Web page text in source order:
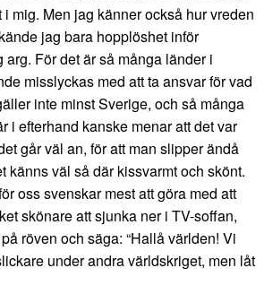
mig. Men jag känner också hur vreden
jag bara hopplöshet inför
För det är så många länder i
misslyckas med att ta ansvar för vad
inte minst Sverige, och så många
i efterhand kanske menar att det var
går väl an, för att man slipper ändå
känns väl så där kissvarmt och skönt.
oss svenskar mest att göra med att
skönare att sjunka ner i TV-soffan,
röven och säga: “Hallå världen! Vi
under andra världskriget, men låt